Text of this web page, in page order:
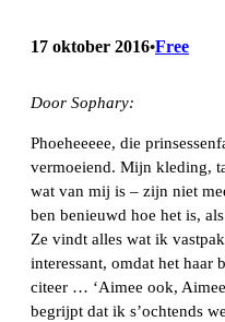
17 oktober 2016•Free
Door Sophary:
Phoeheeeee, die
vermoeiend. Mijn kleding,
wat van mij is – zijn niet
ben benieuwd hoe het is,
Ze vindt alles wat ik
interessant, omdat het haar
citeer … ‘Aimee ook,
begrijpt dat ik s’ochtends